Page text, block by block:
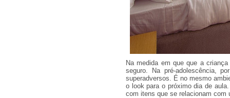
Na medida em que que a
seguro. Na pré-adolescência,
superadversos. É no mesmo
o look para o próximo dia de
com itens que se relacionam com